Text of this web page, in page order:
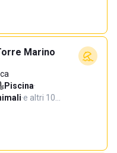
Marino
Piscina·
·e altri 10…